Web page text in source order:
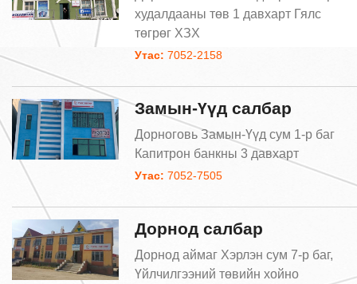
худалдааны төв 1 давхарт Гялс
төгрөг ХЗХ
Утас: 7052-2158
Замын-Үүд салбар
Дорноговь Замын-Үүд сум 1-р баг
Капитрон банкны 3 давхарт
Утас: 7052-7505
Дорнод салбар
Дорнод аймаг Хэрлэн сум 7-р баг,
Үйлчилгээний төвийн хойно